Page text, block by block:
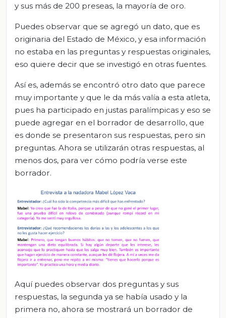
y sus más de 200 preseas, la mayoría de oro.
Puedes observar que se agregó un dato, que es
originaria del Estado de México, y esa información
no estaba en las preguntas y respuestas originales,
eso quiere decir que se investigó en otras fuentes.
Así es, además se encontró otro dato que parece
muy importante y que le da más valía a esta atleta,
pues ha participado en justas paralímpicas y eso se
puede agregar en el borrador de desarrollo, que
es donde se presentaron sus respuestas, pero sin
preguntas. Ahora se utilizarán otras respuestas, al
menos dos, para ver cómo podría verse este
borrador.
Aquí puedes observar dos preguntas y sus
respuestas, la segunda ya se había usado y la
primera no, ahora se mostrará un borrador de